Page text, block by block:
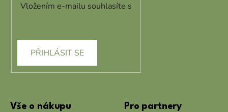
Vložením e-mailu souhlasíte s
PŘIHLÁSIT SE
Vše o nákupu Pro partnery